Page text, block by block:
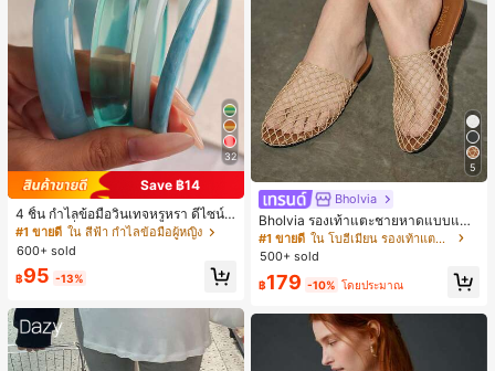
32
Save ฿14
4 ชิ้น กำไลข้อมือวินเทจหรูหรา ดีไซน์มิ
นิมอลแฟชั่น เหมาะสำหรับใส่ในชีวิตปร
ะจำวัน อะคริลิก เหมาะสำหรับใส่ในชีวิ
ตประจำวันและงานปาร์ตี้ ของขวัญสำห
รับผู้หญิง
#1 ขายดี ใน สีฟ้า กำไลข้อมือผู้หญิง
600+ sold
฿95 -13%
5
Bholvia
Bholvia รองเท้าแตะชายหาดแบบแบน
สบาย ๆ ลายฉลุมาใหม่สำหรับผู้หญิง
#1 ขายดี
ใน โบฮีเมียน รองเท้าแตะผู้หญิง
500+ sold
฿179 -10% โดยประมาณ